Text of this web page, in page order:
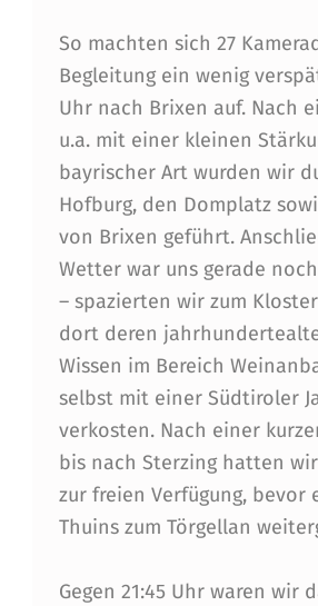
U
G
N
A
C
H
S
Ü
D
T
I
R
O
L
So machten sich 27
Begleitung ein wenig
Uhr nach Brixen auf. Nach
u.a. mit einer kleinen
bayrischer Art wurden wir
Hofburg, den Domplatz
von Brixen geführt.
Wetter war uns gerade
– spazierten wir zum
dort deren
Wissen im Bereich
selbst mit einer Südtiroler
verkosten. Nach einer
bis nach Sterzing hatten
zur freien Verfügung, bevor
Thuins zum Törgellan
Gegen 21:45 Uhr waren wir